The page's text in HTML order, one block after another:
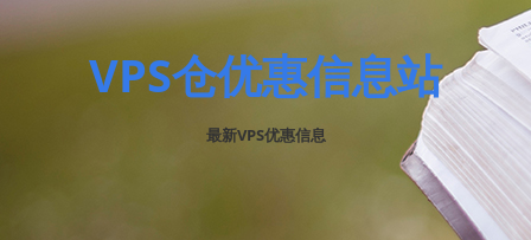
VPS仓优惠信息站
最新VPS优惠信息